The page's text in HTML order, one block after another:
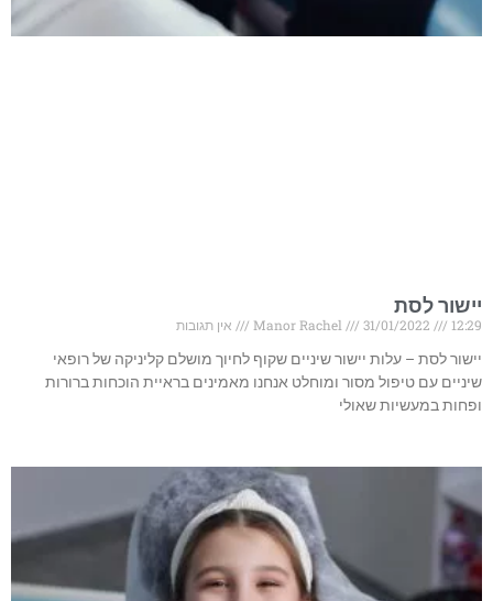
יישור לסת
Manor Rachel 31/01/2022 12:29
אין תגובות
יישור לסת – עלות יישור שיניים שקוף לחיוך מושלם קליניקה של רופאי
שיניים עם טיפול מסור ומוחלט אנחנו מאמינים בראיית הוכחות ברורות
ופחות במעשיות שאולי